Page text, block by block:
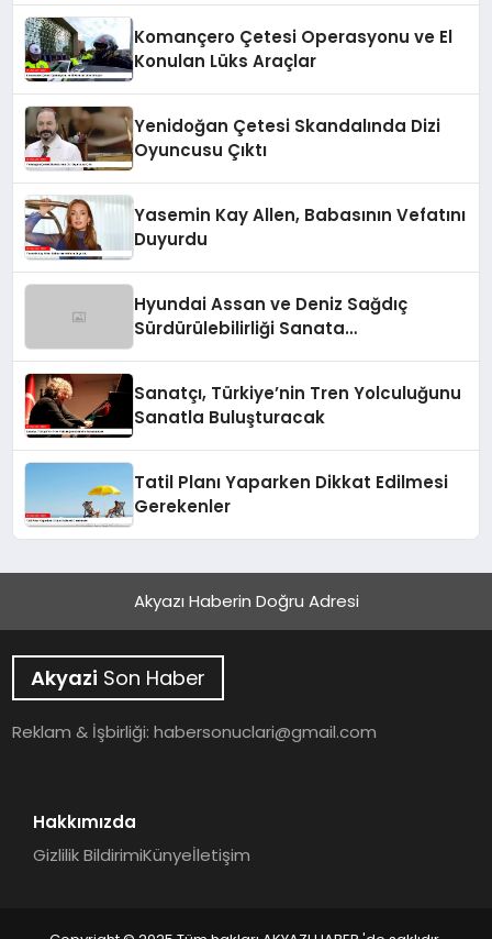
Komançero Çetesi Operasyonu ve El
Konulan Lüks Araçlar
Yenidoğan Çetesi Skandalında Dizi
Oyuncusu Çıktı
Yasemin Kay Allen, Babasının Vefatını
Duyurdu
Hyundai Assan ve Deniz Sağdıç
Sürdürülebilirliği Sanata
Sanatçı, Türkiye’nin Tren Yolculuğunu
Sanatla Buluşturacak
Tatil Planı Yaparken Dikkat Edilmesi
Gerekenler
Akyazı Haberin Doğru Adresi
Akyazi Son Haber
Reklam & İşbirliği:habersonuclari@gmail.com
Hakkımızda
Gizlilik BildirimiKünyeİletişim